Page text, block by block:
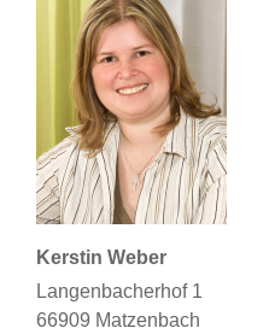
Kerstin Weber
Langenbacherhof 1
66909 Matzenbach